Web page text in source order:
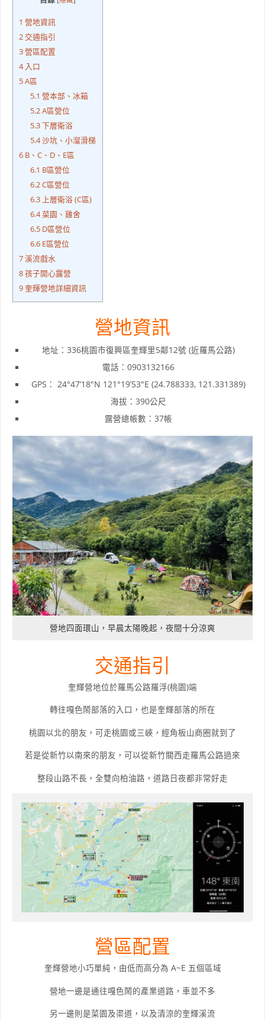
1 營地資訊
2交通指引
3營區配置
4入口
5A區
5.1 營本部、冰箱
5.2A區營位
5.3下層衛浴
5.4沙坑、小溜滑梯
6 B、C、D、E區
6.1 B區營位
6.2C區營位
6.3 上層衛浴 (C區)
6.4菜園、雞舍
6.5 D區營位
6.6 E區營位
7溪流戲水
8孩子開心露營
9奎輝營地詳細資訊
營地資訊
地址：336桃園市復興區奎輝里5鄰12號 (近羅馬公路)
電話：0903132166
GPS： 24°47’18″N 121°19’53″E (24.788333, 121.331389)
海拔：390公尺
露營總帳數：37帳
營地四面環山，早晨太陽晚起，夜間十分涼爽
交通指引
奎輝營地位於羅馬公路羅浮(桃園)端
轉往嘎色鬧部落的入口，也是奎輝部落的所在
桃園以北的朋友，可走桃園或三峽，經角板山商圈就到了
若是從新竹以南來的朋友，可以從新竹關西走羅馬公路過來
整段山路不長，全雙向柏油路，道路日夜都非常好走
營區配置
奎輝營地小巧單純，由低而高分為 A~E 五個區域
營地一邊是通往嘎色鬧的產業道路，車並不多
另一邊則是菜園及渠道，以及清涼的奎輝溪流